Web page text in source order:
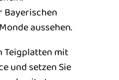
Bayerischen
aussehen.
Teigplatten mit
und setzen Sie